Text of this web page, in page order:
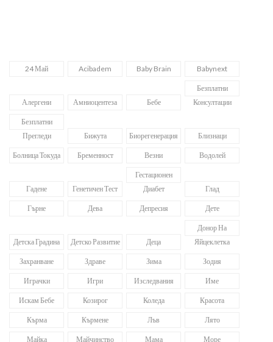
24 Май Acibadem Baby Brain Babynext
Алергени Амниоцентеза Бебе
Безплатни
Консултации
Безплатни
Прегледи
Бижута Биорегенерация Близнаци
Болница Токуда Бременност Везни Водолей
Гадене Генетичен Тест
Гестационен
Диабет
Глад
Гърне Дева Депресия Дете
Детска Градина Детско Развитие Деца
Донор На
Яйцеклетка
Захранване Здраве Зима Зодия
Играчки Игри Изследвания Име
Искам Бебе Козирог Коледа Красота
Кърма Кърмене Лъв Лято
Майка Майчинство Мама Море